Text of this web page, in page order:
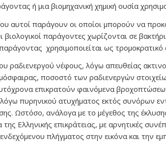
ή μια βιομηχανική χημική ουσία
αυτοί παράγουν οι οποίοι μπορούν να
παράγοντες χωρίζονται σε
χρησιμοποιείται ως τρομοκρατικό
ραδιενεργού νέφους, λόγω απευθείας
ποσοστό των ραδιενεργών
επικρατούν φαινόμενα
πυρηνικού ατυχήματος εκτός συνόρων
Ωστόσο, ανάλογα με το μέγεθος της
Ελληνικής επικράτειας, με αρνητικές
πλήγματος στην εικόνα και την